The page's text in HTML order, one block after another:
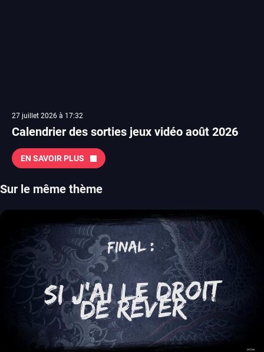
27 juillet 2026 à 17:32
Calendrier des sorties jeux vidéo août 2026
EN SAVOIR PLUS
Sur le même thème